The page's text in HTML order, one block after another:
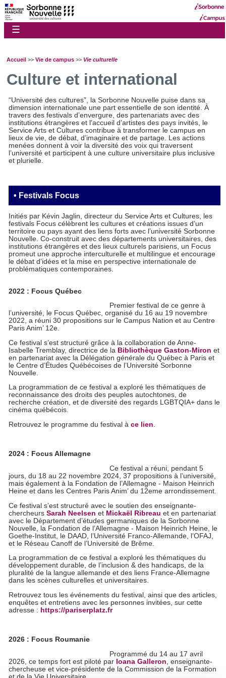
☰
Accueil >> Vie de campus >> Vie culturelle
Culture et international
“Université des cultures”, la Sorbonne Nouvelle puise dans sa
dimension internationale une part essentielle de son identité. À
travers des festivals d’envergure, des partenariats avec des
institutions étrangères et l’accueil d’artistes des pays invités, le
Service Arts et Cultures contribue à transformer le campus en
lieux de vie, de débat, d’imaginaire et de partage. Les actions
menées donnent à voir la diversité des voix qui traversent
l’université et participent à une culture universitaire plus inclusive
et plurielle.
• Festivals Focus
Initiés par Kévin Jaglin, directeur du Service Arts et Cultures, les
festivals Focus célèbrent les cultures et créations issues d’un
territoire ou pays ayant des liens forts avec l’université Sorbonne
Nouvelle. Co-construit avec des départements universitaires, des
institutions étrangères et des lieux culturels parisiens, un Focus
promeut une approche interculturelle et multilingue et encourage
le débat d’idées et la mise en perspective internationale de
problématiques contemporaines.
2022 : Focus Québec
Premier festival de ce genre à
l’université, le Focus Québec, organisé du 16 au 19 novembre
2022, a réuni 30 propositions sur le Campus Nation et au Centre
Paris Anim’ 12e.
Ce festival s’est structuré grâce à la collaboration de Anne-
Isabelle Tremblay, directrice de la Bibliothèque Gaston-Miron et
en partenariat avec la Délégation générale du Québec à Paris et
le Centre d’Études Québécoises de l’Université Sorbonne
Nouvelle.
La programmation de ce festival a exploré les thématiques de
reconnaissance des droits des peuples autochtones, de
recherche création, et de diversité des regards LGBTQIA+ dans le
cinéma québécois.
Retrouvez le programme du festival àce lien
2024 : Focus Allemagne
Ce festival a réuni, pendant 5
jours, du 18 au 22 novembre 2024, 37 propositions à l’université,
mais également à la Fondation de l’Allemagne - Maison Heinrich
Heine et dans les Centres Paris Anim’ du 12eme arrondissement.
Ce festival s’est structuré avec le soutien des enseignante-
chercheursSarah Neelsen et Mickaël Ribreau et en partenariat
avec le Département d’études germaniques de la Sorbonne
Nouvelle, la Fondation de l’Allemagne - Maison Heinrich Heine, le
Goethe-Institut, le DAAD, l’Université Franco-Allemande, l’OFAJ,
et le Réseau Canoff de l’Université de Brême.
La programmation de ce festival a exploré les thématiques du
développement durable, de l’inclusion & des handicaps, de la
pluralité de la langue allemande et des liens France-Allemagne
dans les scènes culturelles et universitaires.
Retrouvez tous les événements du festival, ainsi que des articles,
enquêtes et entretiens avec les personnes invitées, sur cette
adresse : https://pariserplatz.fr
2026 : Focus Roumanie
Programmé du 14 au 17 avril
2026, ce temps fort est piloté par Ioana Galleron, enseignante-
chercheuse et vice-présidente de la Commission de la Formation